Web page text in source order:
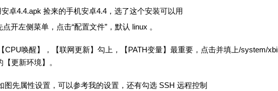
卓4.4.apk 捡来的手机安卓4.4，选了这个安装可以用
开左侧菜单，点击“配置文件”，默认 linux 。
CPU唤醒】，【联网更新】勾上，【PATH变量】最重要，点击并填上/system/
更新环境】。
先属性设置，可以参考我的设置，还有勾选 SSH 远程控制